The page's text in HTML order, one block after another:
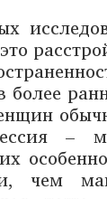
более
–